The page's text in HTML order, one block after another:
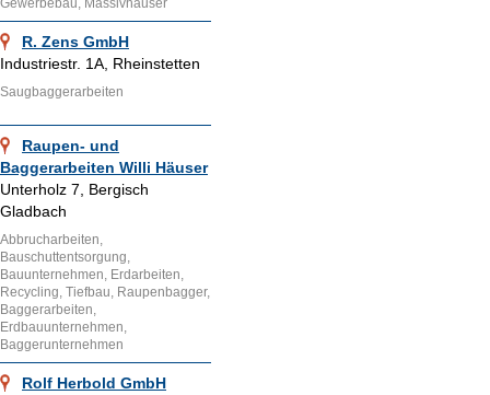
Gewerbebau, Massivhäuser
R. Zens GmbH
Industriestr. 1A, Rheinstetten
Saugbaggerarbeiten
Raupen- und
Baggerarbeiten Willi Häuser
Unterholz 7, Bergisch
Gladbach
Abbrucharbeiten,
Bauschuttentsorgung,
Bauunternehmen, Erdarbeiten,
Recycling, Tiefbau, Raupenbagger,
Baggerarbeiten,
Erdbauunternehmen,
Baggerunternehmen
Rolf Herbold GmbH